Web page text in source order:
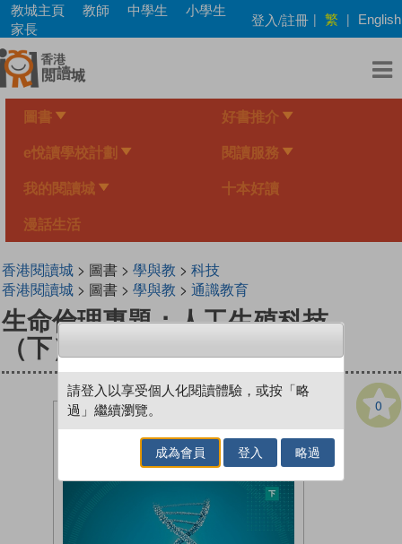
Skip
main
content
教城主頁 教師 中學生
小學生
家長
登入/註冊 | 繁 | English
圖書 好書推介
e悅讀學校計劃 閱讀服務
我的閱讀城 十本好讀
漫話生活
香港閱讀城> 圖書 > 學與教 > 科技
香港閱讀城> 圖書 > 學與教 > 通識教育
生命倫理專題：人工生殖科技
（下）
0
請登入以享受個人化閱讀體驗，或按「略
過」繼續瀏覽。
成為會員 登入 略過